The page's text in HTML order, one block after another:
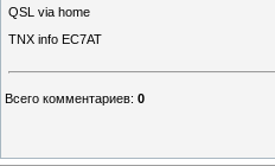
QSL via home
TNX info EC7AT
Всего комментариев: 0